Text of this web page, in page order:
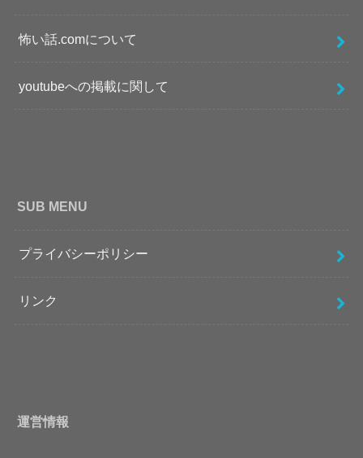
怖い話.comについて
youtubeへの掲載に関して
SUB MENU
プライバシーポリシー
リンク
運営情報